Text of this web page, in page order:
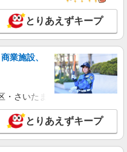
とりあえずキープ
業施設、
・さいたま市岩槻区・久喜市・
とりあえずキープ